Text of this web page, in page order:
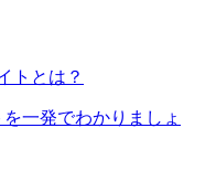
トとは？
一発でわかりましょ